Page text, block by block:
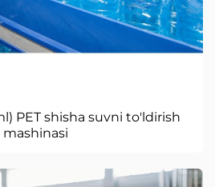
PET shisha suvni to'ldirish
mashinasi